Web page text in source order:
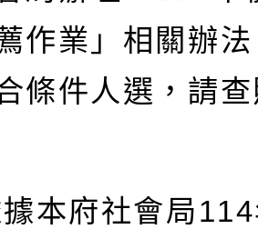
作業」相關辦
條件人選，請
本府社會局